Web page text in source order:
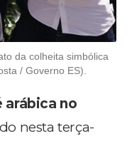
da colheita simbólica
/ Governo ES).
arábica no
nesta terça-